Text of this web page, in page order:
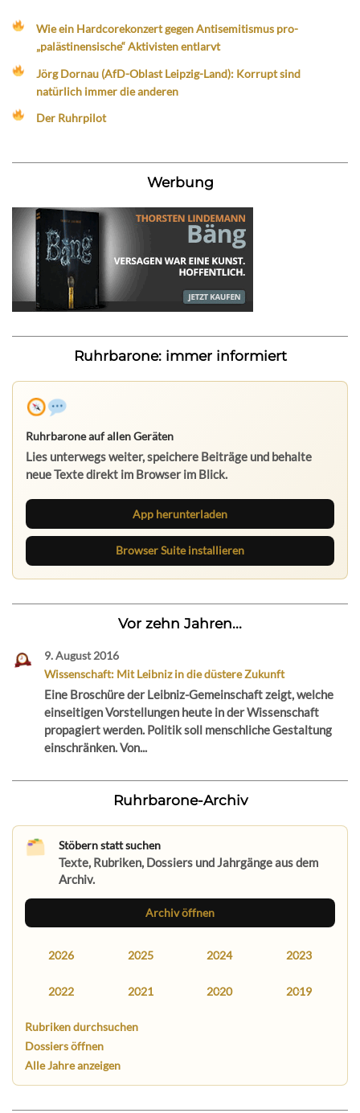
Wie ein Hardcorekonzert gegen Antisemitismus pro-
„palästinensische“ Aktivisten entlarvt
Jörg Dornau (AfD-Oblast Leipzig-Land): Korrupt sind
natürlich immer die anderen
Der Ruhrpilot
Werbung
Ruhrbarone: immer informiert
Ruhrbarone auf allen Geräten
Lies unterwegs weiter, speichere Beiträge und behalte
neue Texte direkt im Browser im Blick.
App herunterladen
Browser Suite installieren
Vor zehn Jahren...
9. August 2016
Wissenschaft: Mit Leibniz in die düstere Zukunft
Eine Broschüre der Leibniz-Gemeinschaft zeigt, welche
einseitigen Vorstellungen heute in der Wissenschaft
propagiert werden. Politik soll menschliche Gestaltung
einschränken. Von...
Ruhrbarone-Archiv
Stöbern statt suchen
Texte, Rubriken, Dossiers und Jahrgänge aus dem
Archiv.
Archiv öffnen
2026 2025 2024 2023
2022 2021 2020 2019
Rubriken durchsuchen
Dossiers öffnen
Alle Jahre anzeigen